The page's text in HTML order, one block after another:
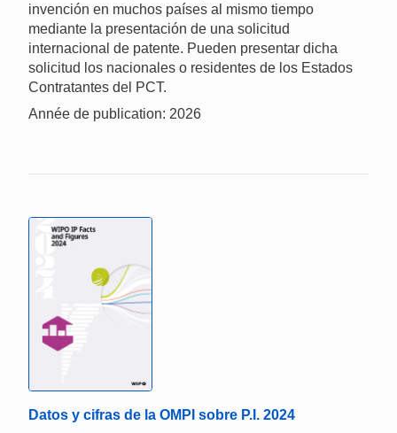
invención en muchos países al mismo tiempo
mediante la presentación de una solicitud
internacional de patente. Pueden presentar dicha
solicitud los nacionales o residentes de los Estados
Contratantes del PCT.
Année de publication: 2026
Datos y cifras de la OMPI sobre P.I. 2024